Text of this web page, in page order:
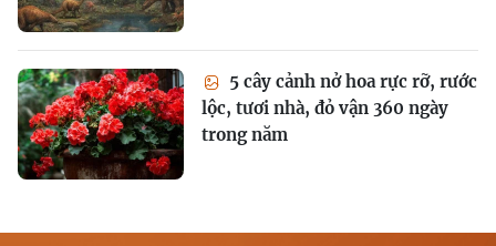
5 cây cảnh nở hoa rực rỡ, rước
lộc, tươi nhà, đỏ vận 360 ngày
trong năm